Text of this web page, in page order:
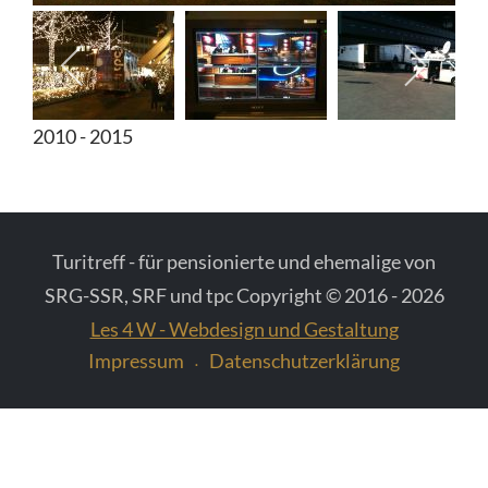
2010 - 2015
Turitreff - für pensionierte und ehemalige von
SRG-SSR, SRF und tpc Copyright © 2016 - 2026
Les 4 W - Webdesign und Gestaltung
Impressum
Datenschutzerklärung
Diverse Fotos
Fotos vom Schweizer Fernsehen